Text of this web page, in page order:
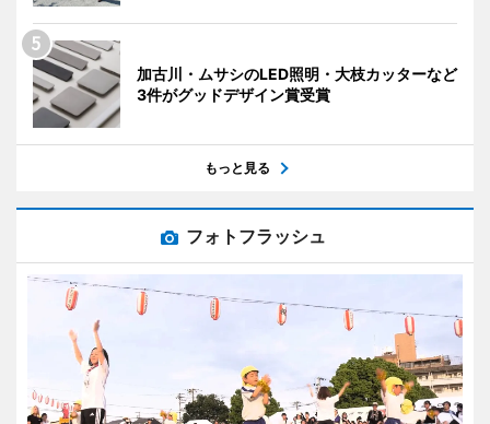
加古川・ムサシのLED照明・大枝カッターなど
3件がグッドデザイン賞受賞
もっと見る
フォトフラッシュ